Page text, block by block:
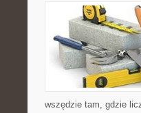
wszędzie tam, gdzie